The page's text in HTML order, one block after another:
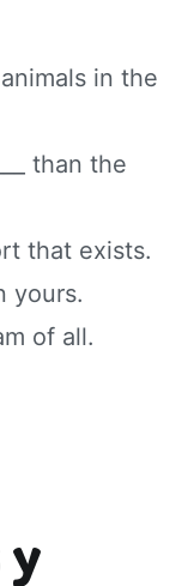
animals in the
than the
that exists.
yours.
of all.
y